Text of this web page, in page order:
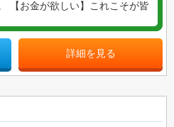
【お金が欲しい】これこそが皆
詳細を見る